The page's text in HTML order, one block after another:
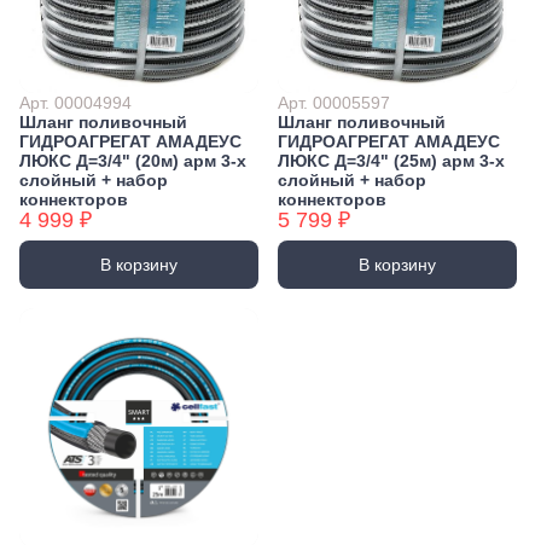
Экстракторы
Заклепочники
Ключи (упаковки)
Лестницы, стремянки
Стремянки
Хранение инструмента
Стенды, Панели, Полки
Ящики, Кейсы, Органайзеры
Сумки для инструмента
Защита глаз, Головы
Плащи и дождевики
Бытовая химия
Освежители воздуха и ароматизаторы
Средства для мытья посуды
Средства для прочистки труб
Средства для стирки и ухода за бельем
Средства чистящие и моющие для дома
Арт. 00004994
Шланг поливочный
ГИДРОАГРЕГАТ АМАДЕУС
ЛЮКС Д=3/4" (20м) арм 3-х
слойный + набор
коннекторов
4 999 ₽
В корзину
Арт. 00005597
Шланг поливочный
ГИДРОАГРЕГАТ АМАДЕУС
ЛЮКС Д=3/4" (25м) арм 3-х
слойный + набор
коннекторов
5 799 ₽
В корзину